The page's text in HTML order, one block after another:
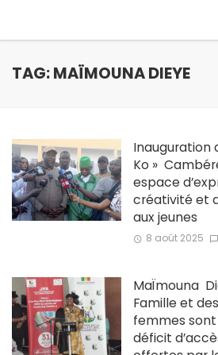
TAG: MAÏMOUNA DIEYE
Inauguration
Ko »
espace
créativité et
aux jeunes
8 août 2025
MaÏmouna
Famille et
femmes
déficit